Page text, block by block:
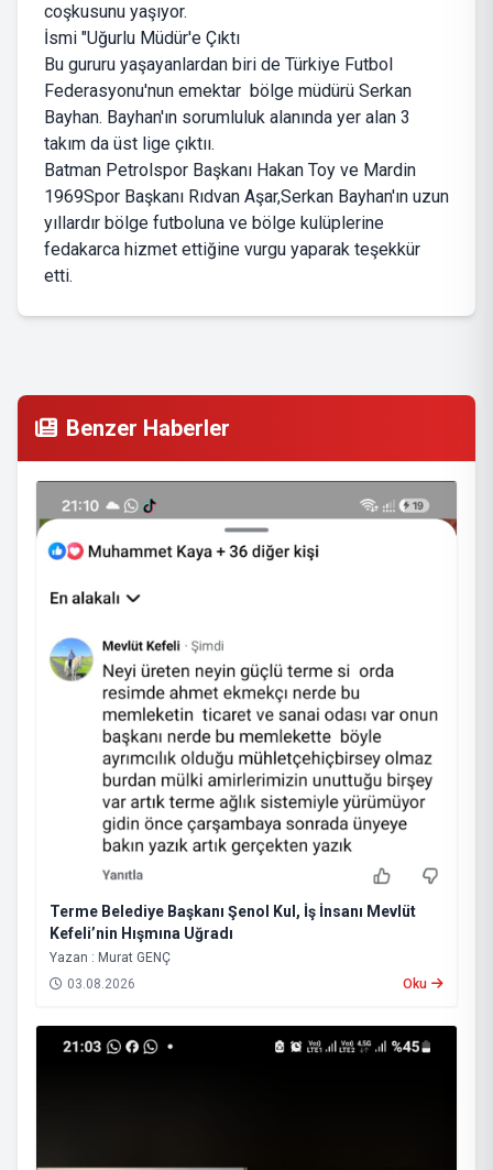
coşkusunu yaşıyor.
İsmi "Uğurlu Müdür'e Çıktı
Bu gururu yaşayanlardan biri de Türkiye Futbol
Federasyonu'nun emektar bölge müdürü Serkan
Bayhan. Bayhan'ın sorumluluk alanında yer alan 3
takım da üst lige çıktıı.
Batman Petrolspor Başkanı Hakan Toy ve Mardin
1969Spor Başkanı Rıdvan Aşar,Serkan Bayhan'ın uzun
yıllardır bölge futboluna ve bölge kulüplerine
fedakarca hizmet ettiğine vurgu yaparak teşekkür
etti.
Benzer Haberler
Terme Belediye Başkanı Şenol Kul, İş İnsanı Mevlüt
Kefeli’nin Hışmına Uğradı
Yazan : Murat GENÇ
03.08.2026
Oku